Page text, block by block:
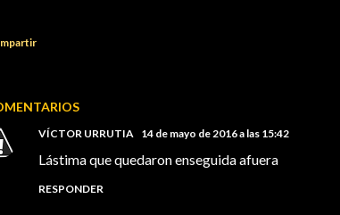
VÍCTOR URRUTIA 14 de mayo de 2016 a las 15:42
Lástima que quedaron enseguida afuera
RESPONDER